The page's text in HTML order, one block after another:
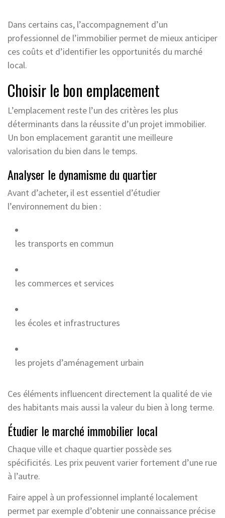
Dans certains cas, l’accompagnement d’un
professionnel de l’immobilier permet de mieux anticiper
ces coûts et d’identifier les opportunités du marché
local.
Choisir le bon emplacement
L’emplacement reste l’un des critères les plus
déterminants dans la réussite d’un projet immobilier.
Un bon emplacement garantit une meilleure
valorisation du bien dans le temps.
Analyser le dynamisme du quartier
Avant d’acheter, il est essentiel d’étudier
l’environnement du bien :
les transports en commun
les commerces et services
les écoles et infrastructures
les projets d’aménagement urbain
Ces éléments influencent directement la qualité de vie
des habitants mais aussi la valeur du bien à long terme.
Étudier le marché immobilier local
Chaque ville et chaque quartier possède ses
spécificités. Les prix peuvent varier fortement d’une rue
à l’autre.
Faire appel à un professionnel implanté localement
permet par exemple d’obtenir une connaissance précise